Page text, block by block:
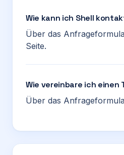
Wie kann ich Shell
Über das
Seite.
Wie vereinbare ich einen
Über das